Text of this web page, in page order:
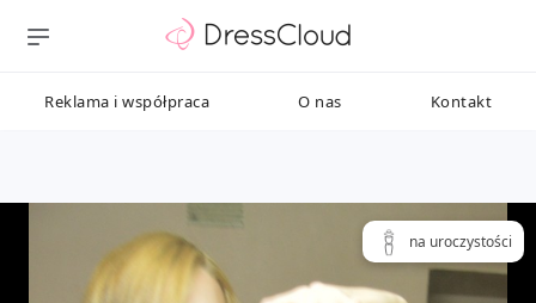
Reklama i współpraca O nas Kontakt
na uroczystości